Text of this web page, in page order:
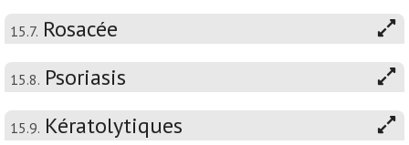
15.7. Rosacée
15.8. Psoriasis
15.9. Kératolytiques